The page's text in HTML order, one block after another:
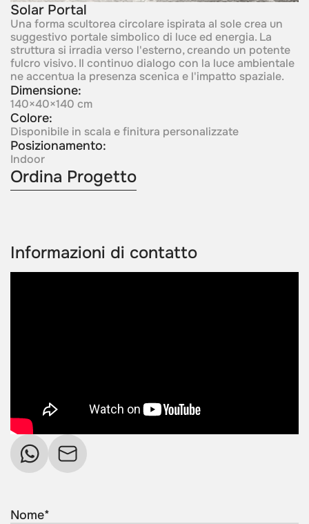
Solar Portal
Una forma scultorea circolare ispirata al sole crea un
suggestivo portale simbolico di luce ed energia. La
struttura si irradia verso l'esterno, creando un potente
fulcro visivo. Il continuo dialogo con la luce ambientale
ne accentua la presenza scenica e l'impatto spaziale.
Dimensione:
140×40×140 cm
Colore:
Disponibile in scala e finitura personalizzate
Posizionamento:
Indoor
Ordina Progetto
Informazioni di contatto
Nome*